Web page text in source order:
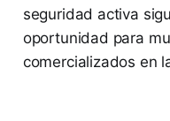
seguridad activa
oportunidad para
comercializados en